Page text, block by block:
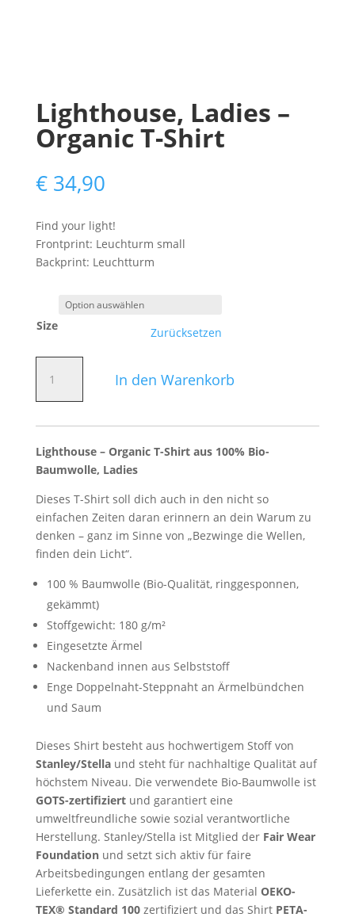
Lighthouse, Ladies –
Organic T-Shirt
€34,90
Find your light!
Frontprint: Leuchturm small
Backprint: Leuchtturm
Size Zurücksetzen
Ladies
-
Shirt
Menge
In den Warenkorb
Lighthouse – Organic T-Shirt aus 100% Bio-
Baumwolle, Ladies
Dieses T-Shirt soll dich auch in den nicht so
einfachen Zeiten daran erinnern an dein Warum zu
denken – ganz im Sinne von „Bezwinge die Wellen,
finden dein Licht“.
100 % Baumwolle (Bio-Qualität, ringgesponnen,
gekämmt)
Stoffgewicht: 180 g/m²
Eingesetzte Ärmel
Nackenband innen aus Selbststoff
Enge Doppelnaht-Steppnaht an Ärmelbündchen
und Saum
Dieses Shirt besteht aus hochwertigem Stoff von
Stanley/Stellaund steht für nachhaltige Qualität auf
höchstem Niveau. Die verwendete Bio-Baumwolle ist
GOTS-zertifiziertund garantiert eine
umweltfreundliche sowie sozial verantwortliche
Herstellung. Stanley/Stella ist Mitglied der Fair Wear
Foundationund setzt sich aktiv für faire
Arbeitsbedingungen entlang der gesamten
Lieferkette ein. Zusätzlich ist das Material OEKO-
TEX® Standard 100zertifiziert und das Shirt PETA-